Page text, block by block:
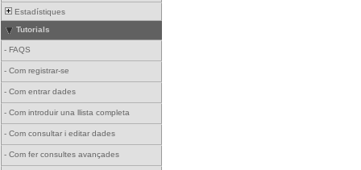
Estadístiques
Tutorials
- FAQS
- Com registrar-se
- Com entrar dades
- Com introduir una llista completa
- Com consultar i editar dades
- Com fer consultes avançades